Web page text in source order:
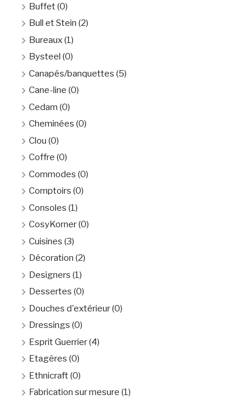
Buffet(0)
Bull et Stein (2)
Bureaux(1)
Bysteel (0)
Canapés/banquettes (5)
Cane-line (0)
Cedam (0)
Cheminées (0)
Clou (0)
Coffre (0)
Commodes (0)
Comptoirs (0)
Consoles (1)
CosyKorner(0)
Cuisines (3)
Décoration (2)
Designers (1)
Dessertes (0)
Douches d'extérieur(0)
Dressings (0)
Esprit Guerrier(4)
Etagères (0)
Ethnicraft(0)
Fabrication sur mesure (1)